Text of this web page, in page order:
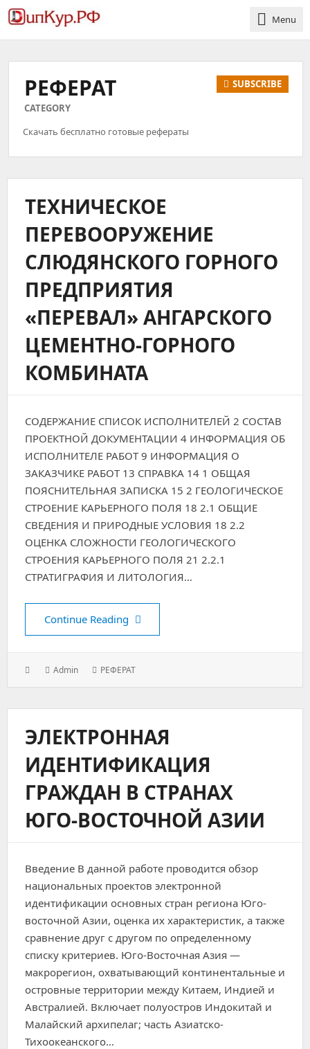
Menu
РЕФЕРАТ
CATEGORY
SUBSCRIBE
Скачать бесплатно готовые рефераты
ТЕХНИЧЕСКОЕ
ПЕРЕВООРУЖЕНИЕ
СЛЮДЯНСКОГО ГОРНОГО
ПРЕДПРИЯТИЯ
«ПЕРЕВАЛ» АНГАРСКОГО
ЦЕМЕНТНО-ГОРНОГО
КОМБИНАТА
СОДЕРЖАНИЕ СПИСОК ИСПОЛНИТЕЛЕЙ 2 СОСТАВ
ПРОЕКТНОЙ ДОКУМЕНТАЦИИ 4 ИНФОРМАЦИЯ ОБ
ИСПОЛНИТЕЛЕ РАБОТ 9 ИНФОРМАЦИЯ О
ЗАКАЗЧИКЕ РАБОТ 13 СПРАВКА 14 1 ОБЩАЯ
ПОЯСНИТЕЛЬНАЯ ЗАПИСКА 15 2 ГЕОЛОГИЧЕСКОЕ
СТРОЕНИЕ КАРЬЕРНОГО ПОЛЯ 18 2.1 ОБЩИЕ
СВЕДЕНИЯ И ПРИРОДНЫЕ УСЛОВИЯ 18 2.2
ОЦЕНКА СЛОЖНОСТИ ГЕОЛОГИЧЕСКОГО
СТРОЕНИЯ КАРЬЕРНОГО ПОЛЯ 21 2.2.1
СТРАТИГРАФИЯ И ЛИТОЛОГИЯ…
Continue Reading ТЕХНИЧЕСКОЕ
PostedAuthor:
Admin Categories:
РЕФЕРАТ
ЭЛЕКТРОННАЯ
ИДЕНТИФИКАЦИЯ
ГРАЖДАН В СТРАНАХ
ЮГО-ВОСТОЧНОЙ АЗИИ
Введение В данной работе проводится обзор
национальных проектов электронной
идентификации основных стран региона Юго-
восточной Азии, оценка их характеристик, а также
сравнение друг с другом по определенному
списку критериев. Юго-Восточная Азия —
макрорегион, охватывающий континентальные и
островные территории между Китаем, Индией и
Австралией. Включает полуостров Индокитай и
Малайский архипелаг; часть Азиатско-
Тихоокеанского…